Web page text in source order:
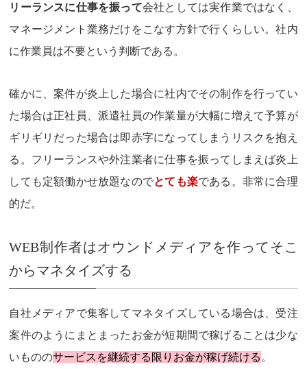
リーランスに仕事を振って会社としては実作業ではなく、
マネージメント業務だけをこなす方針で行くらしい。社内
に作業員は不要という判断である。
確かに、案件が炎上した場合に社内でその制作を行ってい
た場合は正社員、派遣社員の作業量が大幅に増えて予算が
ギリギリだった場合は即赤字になってしまうリスクを抱え
る。フリーランスや外注業者に仕事を振ってしまえば炎上
しても定額働かせ放題なのでとても楽である。非常に合理
的だ。
WEB制作者はオウンドメディアを作ってそこ
からマネタイズする
自社メディアで集客してマネタイズしている場合は、受注
案件のようにまとまったお金が短期間で稼げることは少な
いもののサービスを継続する限りお金が稼げ続ける 。